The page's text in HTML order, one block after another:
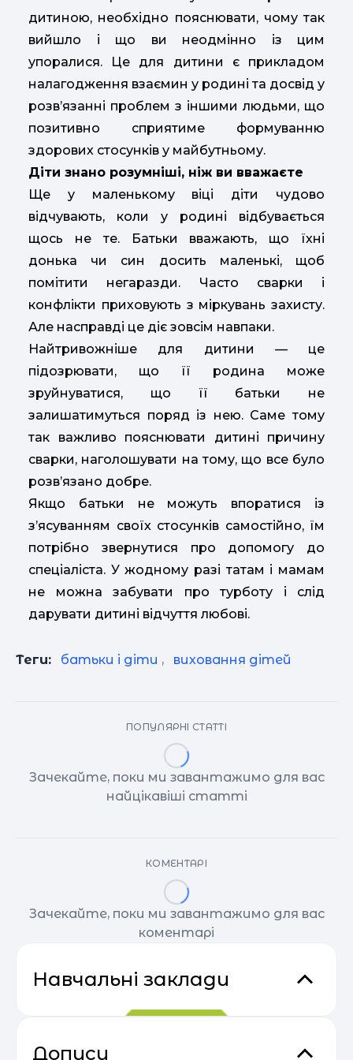
дитиною, необхідно пояснювати, чому так
вийшло і що ви неодмінно із цим
упоралися. Це для дитини є прикладом
налагодження взаємин у родині та досвід у
розв’язанні проблем з іншими людьми, що
позитивно сприятиме формуванню
здорових стосунків у майбутньому.
Діти знано розумніші, ніж ви вважаєте
Ще у маленькому віці діти чудово
відчувають, коли у родині відбувається
щось не те. Батьки вважають, що їхні
донька чи син досить маленькі, щоб
помітити негаразди. Часто сварки і
конфлікти приховують з міркувань захисту.
Але насправді це діє зовсім навпаки.
Найтривожніше для дитини — це
підозрювати, що її родина може
зруйнуватися, що її батьки не
залишатимуться поряд із нею. Саме тому
так важливо пояснювати дитині причину
сварки, наголошувати на тому, що все було
розв’язано добре.
Якщо батьки не можуть впоратися із
з’ясуванням своїх стосунків самостійно, їм
потрібно звернутися про допомогу до
спеціаліста. У жодному разі татам і мамам
не можна забувати про турботу і слід
дарувати дитині відчуття любові.
Теги: батьки і діти , виховання дітей
ПОПУЛЯРНІ СТАТТІ
Зачекайте, поки ми завантажимо для вас
найцікавіші статті
КОМЕНТАРІ
Зачекайте, поки ми завантажимо для вас
коментарі
Навчальні заклади
Дописи